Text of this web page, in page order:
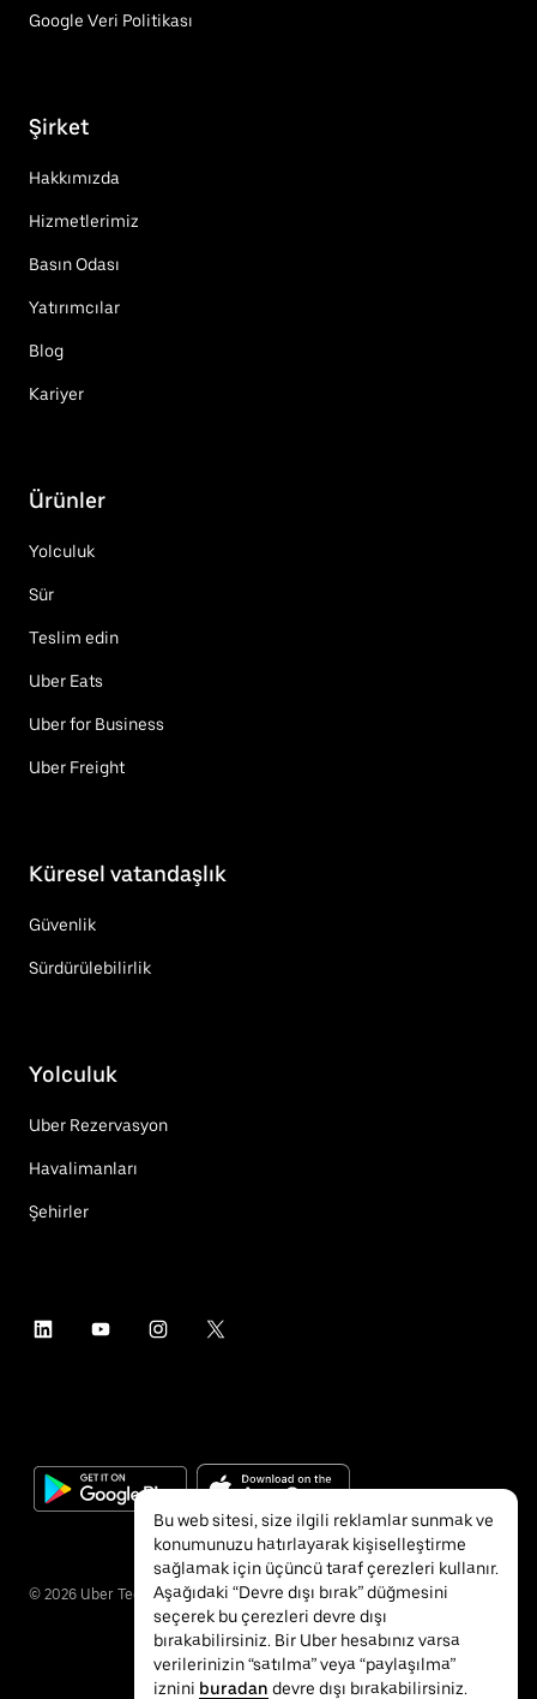
Google Veri Politikası
Şirket
Hakkımızda
Hizmetlerimiz
Basın Odası
Yatırımcılar
Blog
Kariyer
Ürünler
Yolculuk
Sür
Teslim edin
Uber Eats
Uber for Business
Uber Freight
Küresel vatandaşlık
Güvenlik
Sürdürülebilirlik
Yolculuk
Uber Rezervasyon
Havalimanları
Şehirler
© 2026 Uber Technologies Inc.
Bu web sitesi, size ilgili reklamlar sunmak ve
konumunuzu hatırlayarak kişiselleştirme
sağlamak için üçüncü taraf çerezleri kullanır.
Aşağıdaki “Devre dışı bırak” düğmesini
seçerek bu çerezleri devre dışı
bırakabilirsiniz. Bir Uber hesabınız varsa
verilerinizin “satılma” veya “paylaşılma”
iznini buradan devre dışı bırakabilirsiniz.